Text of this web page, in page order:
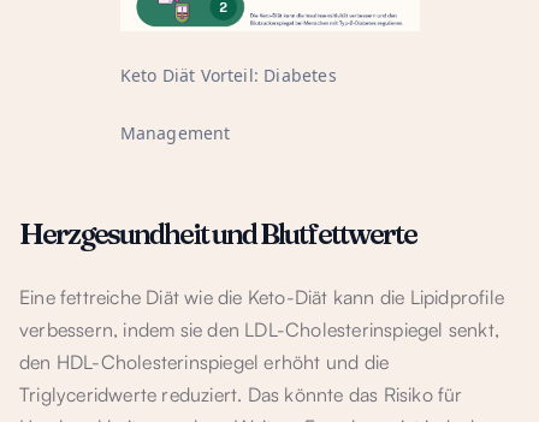
Keto Diät Vorteil: Diabetes
Management
Herzgesundheit und Blutfettwerte
Eine fettreiche Diät wie die Keto-Diät kann die Lipidprofile
verbessern, indem sie den LDL-Cholesterinspiegel senkt,
den HDL-Cholesterinspiegel erhöht und die
Triglyceridwerte reduziert. Das könnte das Risiko für